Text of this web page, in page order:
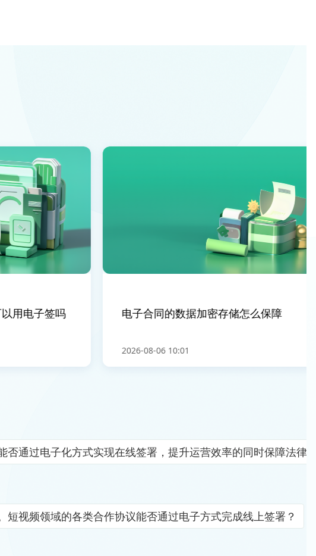
电子签吗 电子合同的数据加密存储怎么保障
2026-08-06 10:01
通过电子化方式实现在线签署，提升运营效率的同时保障法律
视频领域的各类合作协议能否通过电子方式完成线上签署？